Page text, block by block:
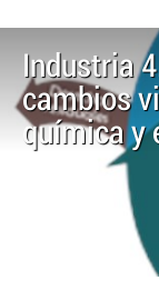
Industria
cambios
química y